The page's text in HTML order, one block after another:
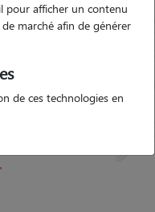
très gentil, elle a
de notre chat. La
s'est très bien
pour afficher un contenu
marché afin de générer
de ces technologies en